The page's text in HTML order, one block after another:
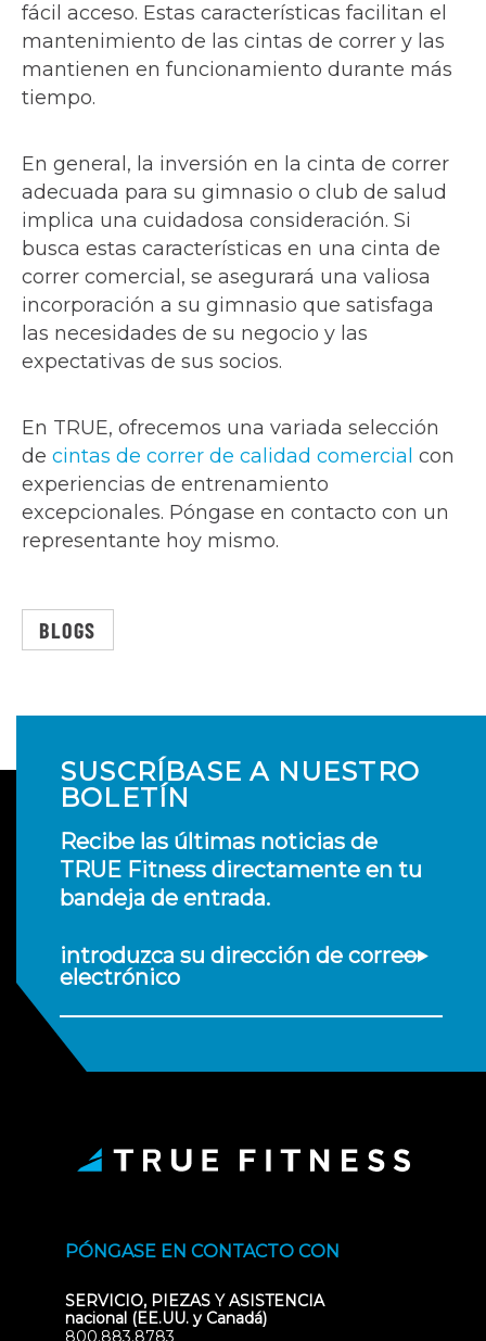
fácil acceso. Estas características facilitan el
mantenimiento de las cintas de correr y las
mantienen en funcionamiento durante más
tiempo.
En general, la inversión en la cinta de correr
adecuada para su gimnasio o club de salud
implica una cuidadosa consideración. Si
busca estas características en una cinta de
correr comercial, se asegurará una valiosa
incorporación a su gimnasio que satisfaga
las necesidades de su negocio y las
expectativas de sus socios.
En TRUE, ofrecemos una variada selección
de cintas de correr de calidad comercial con
experiencias de entrenamiento
excepcionales. Póngase en contacto con un
representante hoy mismo.
BLOGS
SUSCRÍBASE A NUESTRO
BOLETÍN
Recibe las últimas noticias de
TRUE Fitness directamente en tu
bandeja de entrada.
introduzca su dirección de correo
electrónico
PÓNGASE EN CONTACTO CON
SERVICIO, PIEZAS Y ASISTENCIA
nacional (EE.UU. y Canadá)
800.883.8783